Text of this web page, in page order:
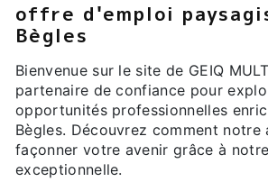
offre d'emploi
Bègles
Bienvenue sur le site de GEIQ
partenaire de confiance pour
opportunités professionnelles
Bègles. Découvrez comment notre
façonner votre avenir grâce à
exceptionnelle.